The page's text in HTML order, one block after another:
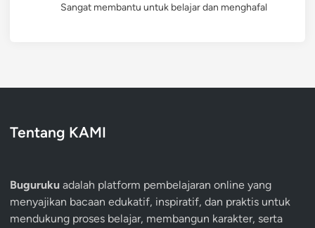
Sangat membantu untuk belajar dan menghafal
Tentang KAMI
Buguruku adalah platform pembelajaran online yang
menyajikan bacaan edukatif, inspiratif, dan praktis untuk
mendukung proses belajar, membangun karakter, serta